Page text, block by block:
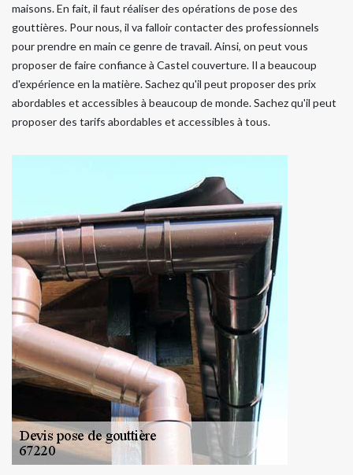
maisons. En fait, il faut réaliser des opérations de pose des
gouttières. Pour nous, il va falloir contacter des professionnels
pour prendre en main ce genre de travail. Ainsi, on peut vous
proposer de faire confiance à Castel couverture. Il a beaucoup
d'expérience en la matière. Sachez qu'il peut proposer des prix
abordables et accessibles à beaucoup de monde. Sachez qu'il peut
proposer des tarifs abordables et accessibles à tous.